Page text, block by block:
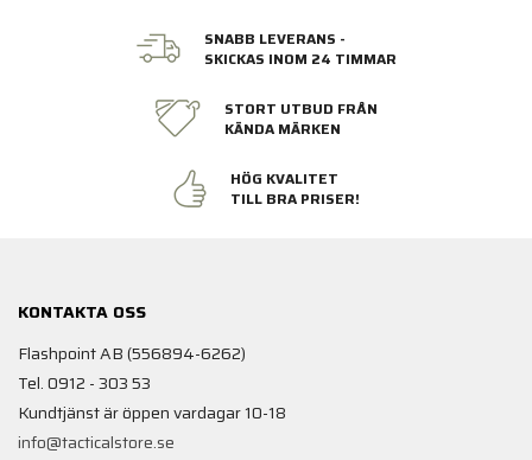
SNABB LEVERANS -
SKICKAS INOM 24 TIMMAR
STORT UTBUD FRÅN
KÄNDA MÄRKEN
HÖG KVALITET
TILL BRA PRISER!
KONTAKTA OSS
Flashpoint AB (556894-6262)
Tel. 0912 - 303 53
Kundtjänst är öppen vardagar 10-18
info@tacticalstore.se